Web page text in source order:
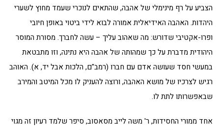
הצביע על רף מינימלי של אהבה, שהתאים לנוכרי שעמד מחוץ לשערי
היהדות. האהבה האידיאלית אמורה לבוא לידי ביטוי באופן חיובי
ופרו-אקטיבי שדורש: מה שאהוב עליך – עשה לחברך. מסורת המוסר
היהודית מדברת על כך שמהותה של אהבה היא נתינה, וזו מתבטאת
במעשי חסד שעושה אדם עם חברו (רמב"ם, הלכות אבל יד, א). האוהב
רגיש לצרכיו של מושא האהבה, ורוצה להעניק לו מכל המיטב והמירב
שבאפשרותו לתת לו.
אחד ממורי החסידות, ר' משה לייב מסאסוב, סיפר שלמד רעיון זה מגוי